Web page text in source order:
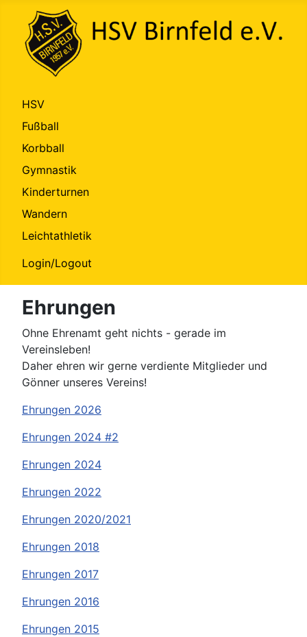
HSV
Fußball
Korbball
Gymnastik
Kinderturnen
Wandern
Leichtathletik
Login/Logout
Ehrungen
Ohne Ehrenamt geht nichts - gerade im
Vereinsleben!
Daher ehren wir gerne verdiente Mitglieder und
Gönner unseres Vereins!
Ehrungen 2026
Ehrungen 2024 #2
Ehrungen 2024
Ehrungen 2022
Ehrungen 2020/2021
Ehrungen 2018
Ehrungen 2017
Ehrungen 2016
Ehrungen 2015